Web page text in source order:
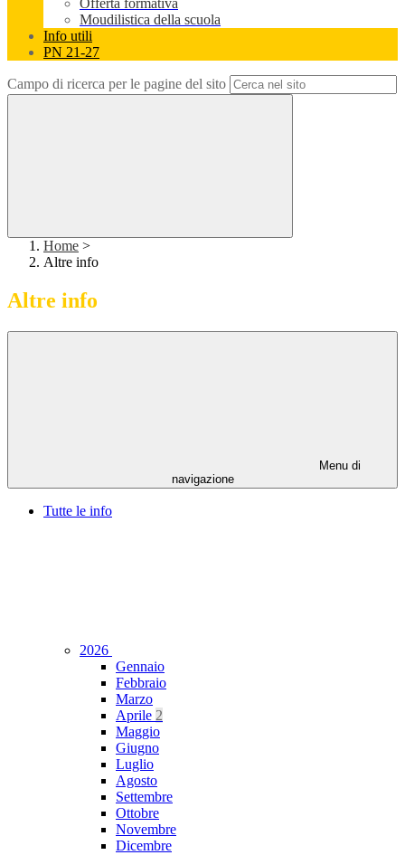
Offerta formativa
Moudilistica della scuola
Info utili
PN 21-27
Campo di ricerca per le pagine del sito
Home >
Altre info
Altre info
Menu di
navigazione
Tutte le info
2026
Gennaio
Febbraio
Marzo
Aprile 2
Maggio
Giugno
Luglio
Agosto
Settembre
Ottobre
Novembre
Dicembre